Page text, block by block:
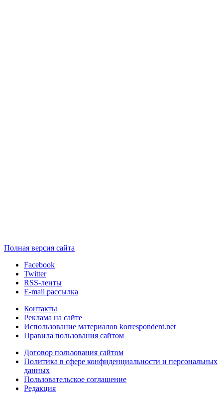
Полная версия сайта
Facebook
Twitter
RSS-ленты
E-mail рассылка
Контакты
Реклама на сайте
Использование материалов korrespondent.net
Правила пользования сайтом
Договор пользования сайтом
Политика в сфере конфиденциальности и персональных
данных
Пользовательское соглашение
Редакция